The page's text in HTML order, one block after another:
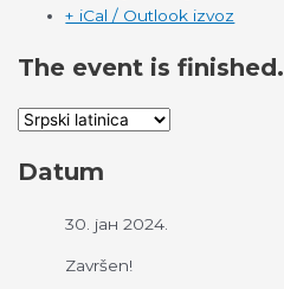
+ iCal / Outlook izvoz
The event is finished.
Datum
30. јан 2024.
Završen!